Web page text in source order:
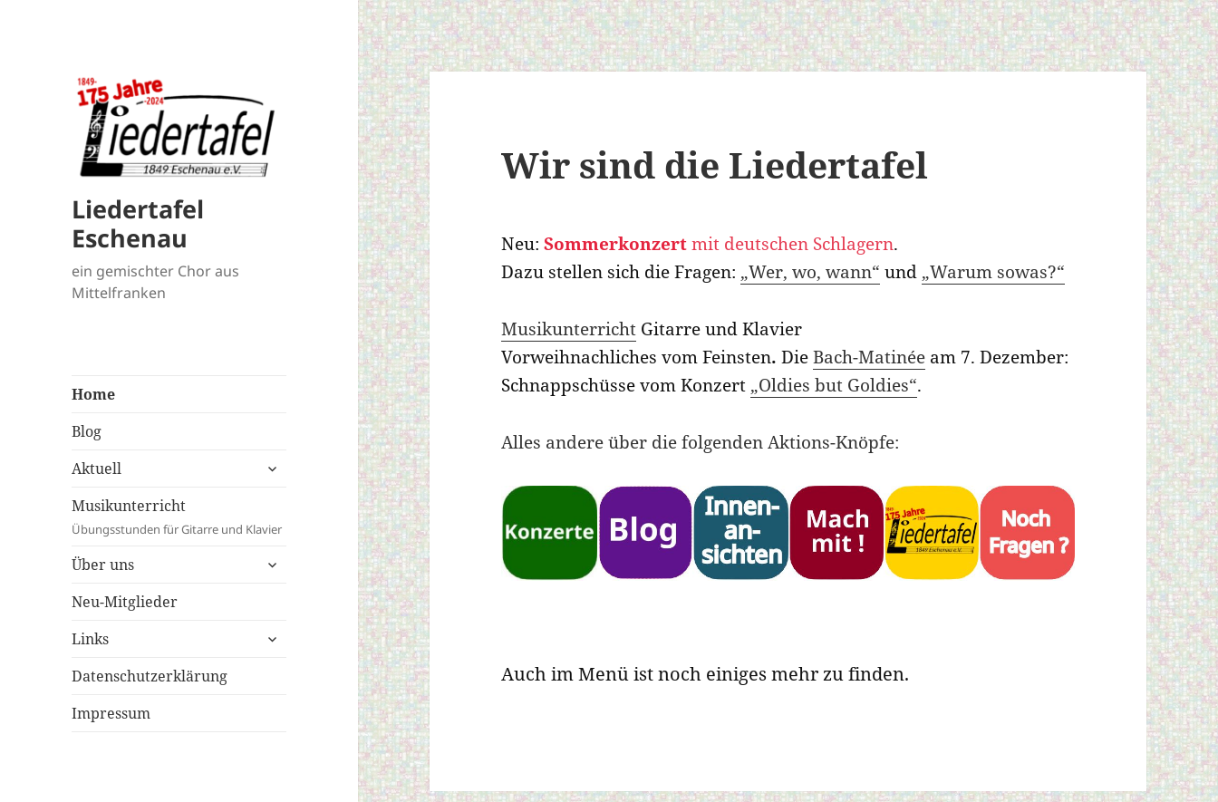
Liedertafel
Eschenau
ein gemischter Chor aus
Mittelfranken
Home
Blog
Aktuell
untermenü
Musikunterricht
Übungsstunden für Gitarre und Klavier
Über uns
untermenü
Neu-Mitglieder
Links
untermenü
Datenschutzerklärung
Impressum
Wir sind die Liedertafel
Neu:Sommerkonzert mit deutschen Schlagern.
Dazu stellen sich die Fragen: „Wer, wo, wann“ und „Warum sowas?“
Musikunterricht Gitarre und Klavier
Vorweihnachliches vom Feinsten.DieBach-Matinée am 7. Dezember:
Schnappschüsse vom Konzert „Oldies but Goldies“.
Alles andere über die folgenden Aktions-Knöpfe:
Auch im Menü ist noch einiges mehr zu finden.